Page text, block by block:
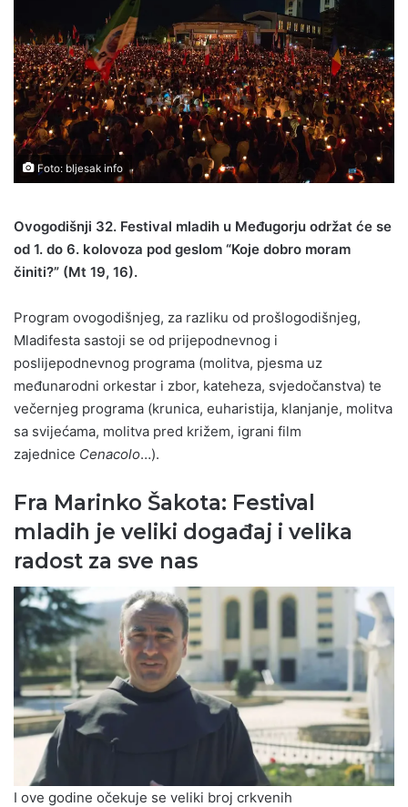
Foto: bljesak info
Ovogodišnji 32. Festival mladih u Međugorju održat će se
od 1. do 6. kolovoza pod geslom “Koje dobro moram
činiti?” (Mt 19, 16).
Program ovogodišnjeg, za razliku od prošlogodišnjeg,
Mladifesta sastoji se od prijepodnevnog i
poslijepodnevnog programa (molitva, pjesma uz
međunarodni orkestar i zbor, kateheza, svjedočanstva) te
večernjeg programa (krunica, euharistija, klanjanje, molitva
sa svijećama, molitva pred križem, igrani film
zajednice Cenacolo…).
Fra Marinko Šakota: Festival
mladih je veliki događaj i velika
radost za sve nas
I ove godine očekuje se veliki broj crkvenih